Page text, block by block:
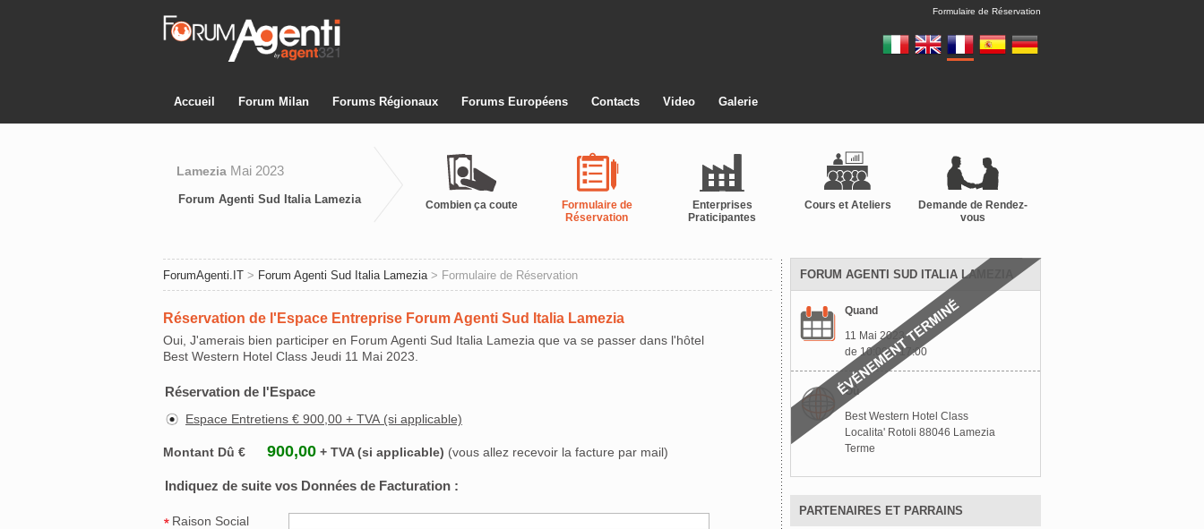
Formulaire de Réservation
Accueil Forum Milan Forums Régionaux Forums Européens Contacts Video Galerie
Forum Agenti Sud Italia Lamezia Combien ça coute
Formulaire de
Réservation
Enterprises
Praticipantes
Cours et Ateliers
Demande de Rendez-
vous
Lamezia Mai 2023
ForumAgenti.IT > Forum Agenti Sud Italia Lamezia> Formulaire de Réservation
Réservation de l'Espace Entreprise Forum Agenti Sud Italia Lamezia
Oui, J'amerais bien participer en Forum Agenti Sud Italia Lamezia que va se passer dans l'hôtel
Best Western Hotel Class Jeudi 11 Mai 2023.
Réservation de l'Espace
Espace Entretiens € 900,00 + TVA (si applicable)
Montant Dû € 900,00 + TVA (si applicable) (vous allez recevoir la facture par mail)
Indiquez de suite vos Données de Facturation :
Raison Social
FORUM AGENTI SUD ITALIA LAMEZIA
Quand
11 Mai 2023
de 10:00 à 17:00
Où
Best Western Hotel Class
Localita' Rotoli 88046 Lamezia
Terme
PARTENAIRES ET PARRAINS